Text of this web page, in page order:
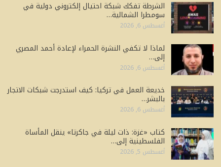
الشرطة تفكك شبكة احتيال إلكتروني دولية في
سومطرا الشمالية…
أغسطس 6, 2026
لماذا لا تكفي النشرة الحمراء لإعادة أحمد المصري
إلى…
أغسطس 6, 2026
خديعة العمل في تركيا: كيف استدرجت شبكات الاتجار
بالبشر…
أغسطس 6, 2026
كتاب «غزة: ذات ليلة في جاكرتا» ينقل المأساة
الفلسطينية إلى…
أغسطس 5, 2026